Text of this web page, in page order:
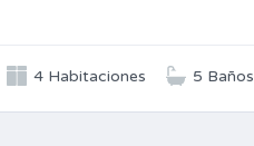
4 Habitaciones 5 Baños